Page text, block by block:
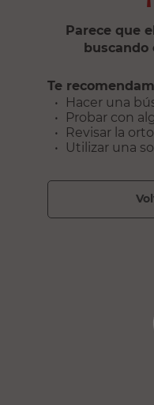
Parece que
buscando
Te
Hacer una
Probar con
Revisar la
Utilizar una